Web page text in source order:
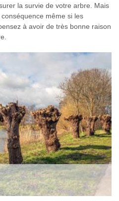
la survie de votre arbre. Mais
même si les
à avoir de très bonne raison